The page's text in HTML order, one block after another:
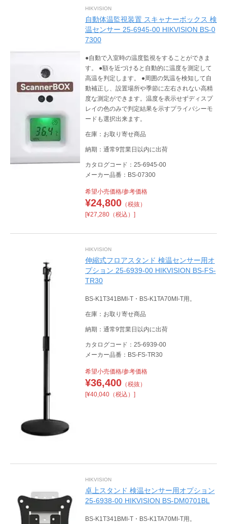
HIKVISION
自動体温監視装置 スキャナーボックス 検
温センサー 25-6945-00 HIKVISION BS-0
7300
●自動で入室時の温度監視をすることができま
す。 ●額を近づけると自動的に温度を測定して
高温を判定します。 ●周囲の気温を検知して自
動補正し、設置場所や季節に左右されない高精
度な測定ができます。温度を表示せずディスプ
レイの色のみで判定結果を示すプライバシーモ
ードも選択出来ます。
在庫：お取り寄せ商品
納期：通常9営業日以内に出荷
カタログコード：25-6945-00
メーカー品番：BS-07300
希望小売価格/参考価格
¥24,800（税抜）
[¥27,280（税込）]
HIKVISION
伸縮式フロアスタンド 検温センサー用オ
プション 25-6939-00 HIKVISION BS-FS-
TR30
BS-K1T341BMI-T・BS-K1TA70MI-T用。
在庫：お取り寄せ商品
納期：通常9営業日以内に出荷
カタログコード：25-6939-00
メーカー品番：BS-FS-TR30
希望小売価格/参考価格
¥36,400（税抜）
[¥40,040（税込）]
HIKVISION
卓上スタンド 検温センサー用オプション
25-6938-00 HIKVISION BS-DM0701BL
BS-K1T341BMI-T・BS-K1TA70MI-T用。